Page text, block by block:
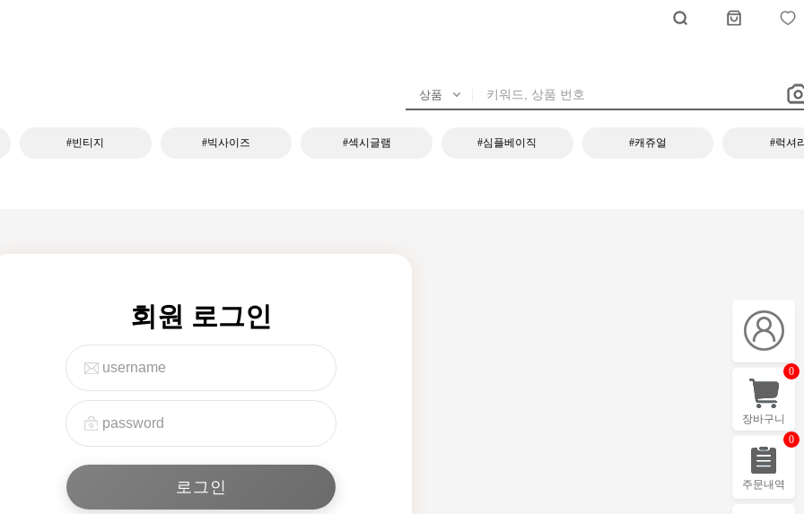
#빈티지 #빅사이즈 #섹시글램 #심플베이직 #캐쥬얼 #럭셔
회원 로그인
장바구니
0
주문내역
0